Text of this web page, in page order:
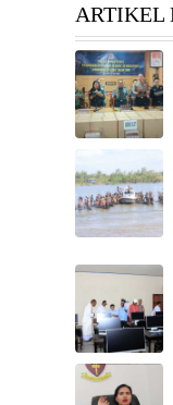
ARTIKEL